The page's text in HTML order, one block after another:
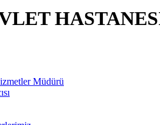
Müdürü